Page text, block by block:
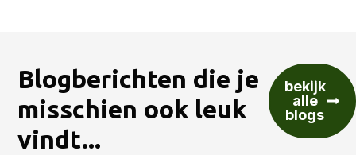
Blogberichten die je
misschien ook leuk
vindt...
bekijk
alle
blogs